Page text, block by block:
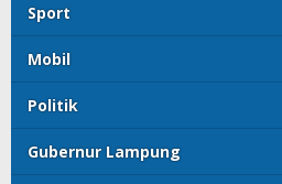
Sport
Mobil
Politik
Gubernur Lampung